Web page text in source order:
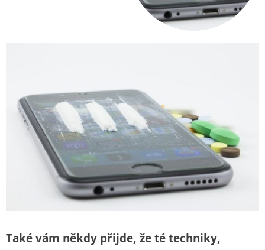
Také vám někdy přijde, že té techniky,